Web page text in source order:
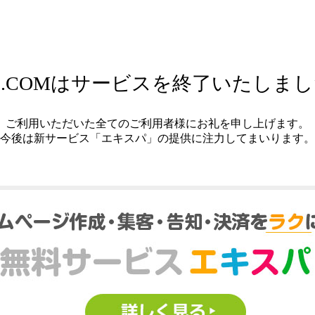
はサービスを終了いたしま
ご利用いただいた全てのご利用者様にお礼を申し上げます。
今後は新サービス「エキスパ」の提供に注力してまいります。